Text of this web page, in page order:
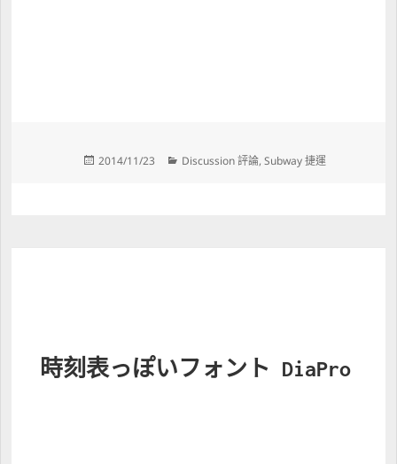
Posted
2014/11/23 Categories
Discussion 評論, Subway 捷運
時刻表っぽいフォント DiaPro